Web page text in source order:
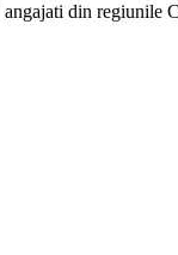
din regiunile